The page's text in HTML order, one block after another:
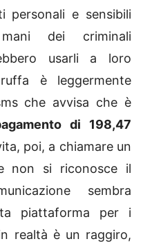
personali e sensibili
dei criminali
usarli a loro
è leggermente
che avvisa che è
di 198,47
poi, a chiamare un
non si riconosce il
sembra
piattaforma per i
realtà è un raggiro,